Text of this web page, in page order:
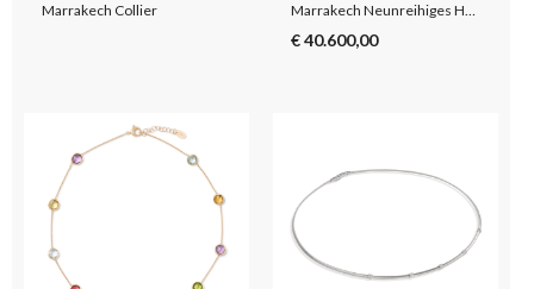
Marrakech Collier Marrakech Neunreihiges Halsband aus Gelbgold mit 18 Karat
€ 40.600,00